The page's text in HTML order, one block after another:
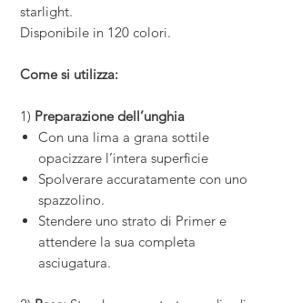
starlight.
Disponibile in 120 colori.
Come si utilizza:
1) Preparazione dell’unghia
Con una lima a grana sottile
opacizzare l’intera superficie
Spolverare accuratamente con uno
spazzolino.
Stendere uno strato di Primer e
attendere la sua completa
asciugatura.